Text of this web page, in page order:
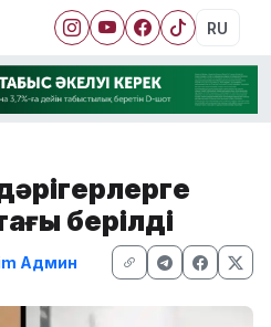
RU
берілді
Админ